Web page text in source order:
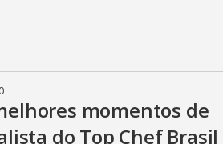
momentos de
do Top Chef Brasil